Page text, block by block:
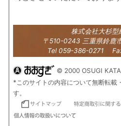
株式会社大杉
〒510-0243 三重県鈴鹿
Tel 059-386-0271
© 2000 OSUGI
*このサイトの内容について無断転載
す。